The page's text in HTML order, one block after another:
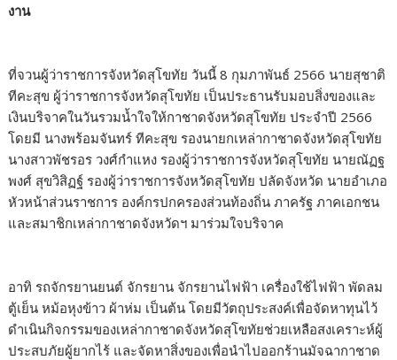
งาน
ที่จวนผู้ว่าราชการจังหวัดสุโขทัย วันนี้ 8 กุมภาพันธ์ 2566 นายสุชาติ
ทีคะสุข ผู้ว่าราชการจังหวัดสุโขทัย เป็นประธานรับมอบสิ่งของและ
เงินบริจาคในวันรวมน้ำใจให้กาชาดจังหวัดสุโขทัย ประจำปี 2566
โดยมี นางพร้อมจันทร์ ทีคะสุข รองนายกเหล่ากาชาดจังหวัดสุโขทัย
นางสาวพัชรอร วงศ์กำแหง รองผู้ว่าราชการจังหวัดสุโขทัย นายณัฏฐ
พงศ์ สุขวิสิฏฐ์ รองผู้ว่าราชการจังหวัดสุโขทัย ปลัดจังหวัด นายอำเภอ
หัวหน้าส่วนราชการ องค์กรปกครองส่วนท้องถิ่น ภาครัฐ ภาคเอกชน
และสมาชิกเหล่ากาชาดจังหวัดฯ มาร่วมใจบริจาค
อาทิ รถจักรยานยนต์ จักรยาน จักรยานไฟฟ้า เครื่องใช้ไฟฟ้า พัดลม
ตู้เย็น หม้อหุงข้าว ผ้าห่ม เป็นต้น โดยมีวัตถุประสงค์เพื่อจัดหาทุนไว้
ดำเนินกิจกรรมของเหล่ากาชาดจังหวัดสุโขทัยช่วยเหลือสงเคราะห์ผู้
ประสบภัยผู้ยากไร้ และจัดหาสิ่งของเพื่อนำไปออกร้านมัจฉากาชาด